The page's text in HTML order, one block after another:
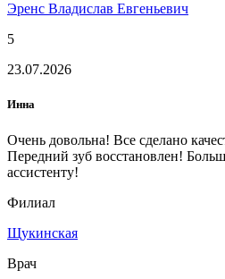
Эренс Владислав Евгеньевич
5
23.07.2026
Инна
Очень довольна! Все сделано
Передний зуб восстановлен!
ассистенту!
Филиал
Щукинская
Врач